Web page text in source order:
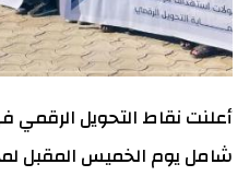
أعلنت نقاط التحويل الرقمي
شامل يوم الخميس المقبل لمدة 3